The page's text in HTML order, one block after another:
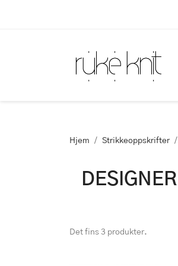
Hjem Strikkeoppskrifter
Det fins 3 produkter.